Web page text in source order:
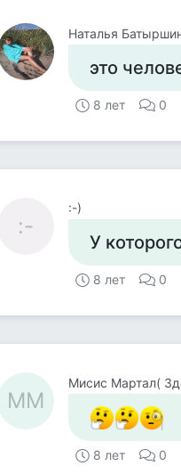
Наталья
это
8 лет 0
:-
:-)
У
8 лет 0
ММ
8 лет 0